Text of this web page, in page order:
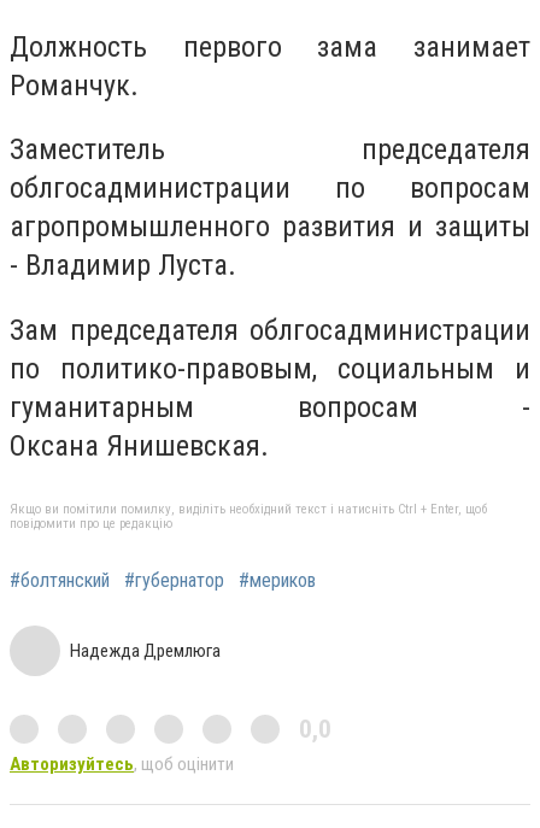
Должность первого зама занимает
Романчук.
Заместитель председателя
облгосадминистрации по вопросам
агропромышленного развития и защиты
- Владимир Луста.
Зам председателя облгосадминистрации
по политико-правовым, социальным и
гуманитарным вопросам -
Оксана Янишевская.
Якщо ви помітили помилку, виділіть необхідний текст і натисніть Ctrl + Enter, щоб
повідомити про це редакцію
#болтянский #губернатор #мериков
Надежда Дремлюга
0,0
Авторизуйтесь, щоб оцінити